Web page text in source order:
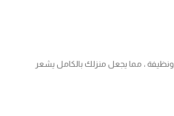
ونظيفة ، مما يجعل منزلك بالكامل يشعر